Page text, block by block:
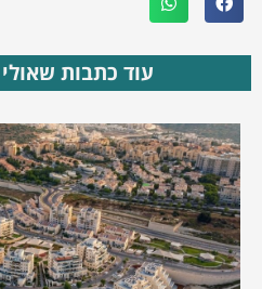
עוד כתבות שאולי